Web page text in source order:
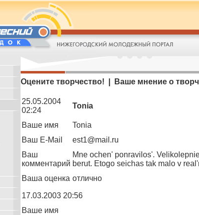
Оцените творчество! | Ваше мнение о
25.05.2004
02:24
Tonia
Ваше имя
Tonia
Ваш E-Mail
est1@mail.ru
Ваш
комментарий
Mne ochen' ponravilos'.
berut. Etogo seichas tak malo v
Ваша оценка отлично
17.03.2003 20:56
Ваше имя